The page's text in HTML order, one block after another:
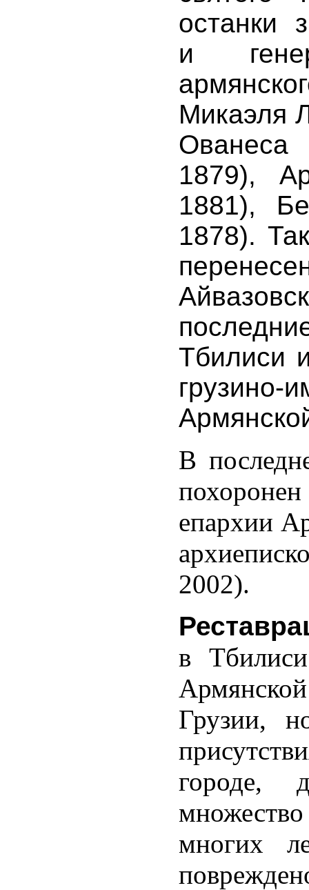
останки
и
Микаэля
1879),
1881),
1878).
Тбилиси
В
епархии
2002).
в
Грузии,
городе,
многих